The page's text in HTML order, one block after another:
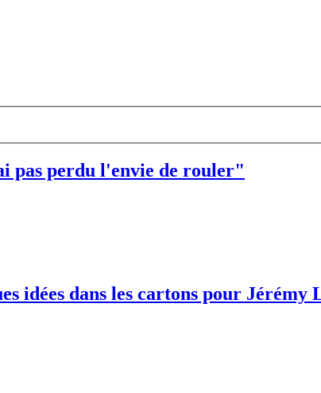
pas perdu l'envie de rouler"
idées dans les cartons pour Jérémy